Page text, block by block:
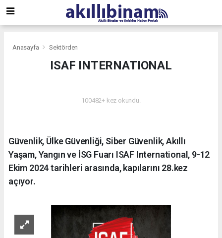
Anasayfa Sektörden
ISAF INTERNATIONAL
100482+ kez okundu.
Güvenlik, Ülke Güvenliği, Siber Güvenlik, Akıllı
Yaşam, Yangın ve İSG Fuarı ISAF International, 9-12
Ekim 2024 tarihleri arasında, kapılarını 28.kez
açıyor.